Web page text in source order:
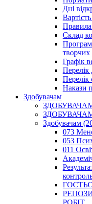
Дні
Склад
творчих
Графік
Перелік
Перелік
Накази
Здобувачам
ЗДОБУВАЧАМ
ЗДОБУВАЧАМ
Здобувачам
073
053
011
РОБІТ